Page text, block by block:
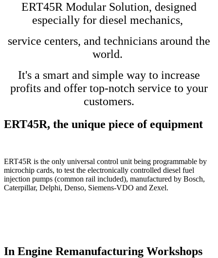
ERT45R Modular Solution, designed
especially for diesel mechanics,
service centers, and technicians around the
world.
It's a smart and simple way to increase
profits and offer top-notch service to your
customers.
ERT45R, the unique piece of equipment
ERT45R is the only universal control unit being programmable by
microchip cards, to test the electronically controlled diesel fuel
injection pumps (common rail included), manufactured by Bosch,
Caterpillar, Delphi, Denso, Siemens-VDO and Zexel.
In Engine Remanufacturing Workshops